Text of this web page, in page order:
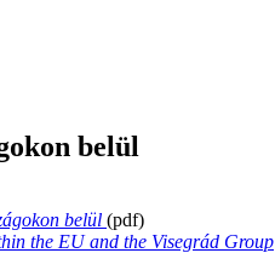
belül
belül (pdf)
the EU and the Visegrád Group